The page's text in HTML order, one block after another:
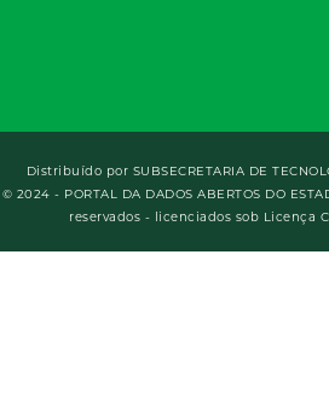
Distribuído por SUBSECRETARIA DE
© 2024 - PORTAL DA DADOS ABERTOS DO
reservados - licenciados sob Licença